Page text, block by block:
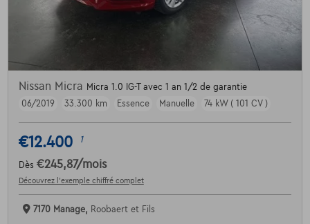
Nissan Micra Micra 1.0 IG-T avec 1 an 1/2 de garantie
06/2019
33.300 km Essence Manuelle 74 kW ( 101 CV )
€12.400 1
Dès €245,87/mois
Découvrez l’exemple chiffré complet
7170 Manage, Roobaert et Fils